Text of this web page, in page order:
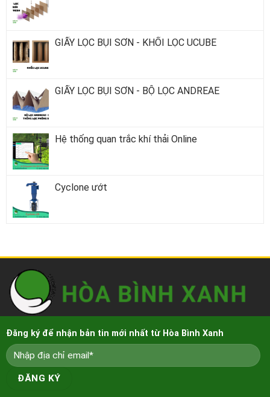
GIẤY LỌC BỤI SƠN - KHỐI LỌC UCUBE
GIẤY LỌC BỤI SƠN - BỘ LỌC ANDREAE
Hệ thống quan trắc khí thải Online
Cyclone ướt
Đăng ký để nhận bản tin mới nhất từ Hòa Bình Xanh